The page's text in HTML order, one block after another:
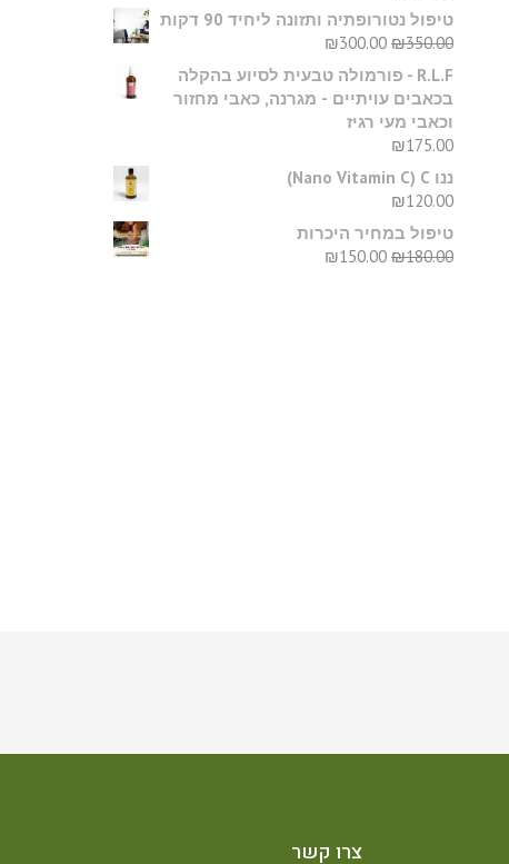
טיפול נטורופתיה ותזונה ליחיד 90 דקות
₪350.00
₪300.00
R.L.F - פורמולה טבעית לסיוע בהקלה
בכאבים עויתיים - מגרנה, כאבי מחזור
וכאבי מעי רגיז
₪175.00
ננו C‏ (Nano Vitamin C)
₪120.00
טיפול במחיר היכרות
₪180.00
₪150.00
צרו קשר